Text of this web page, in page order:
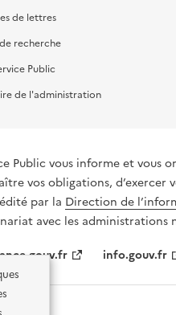
de lettres
recherche
Public
de l'administration
Public vous informe et vous
vos obligations, d’exercer
par la Direction de
avec les administrations
info.gouv.fr